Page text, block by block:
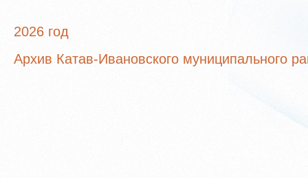
2026 год
Архив Катав-Ивановского муниципального